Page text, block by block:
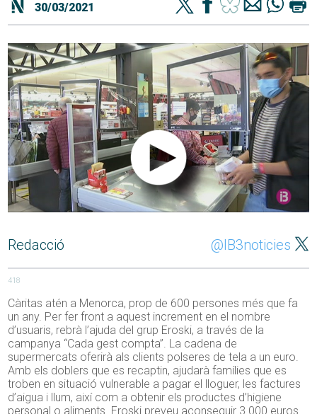
30/03/2021
Redacció @IB3noticies
418
Càritas atén a Menorca, prop de 600 persones més que fa
un any. Per fer front a aquest increment en el nombre
d’usuaris, rebrà l’ajuda del grup Eroski, a través de la
campanya “Cada gest compta”. La cadena de
supermercats oferirà als clients polseres de tela a un euro.
Amb els doblers que es recaptin, ajudarà famílies que es
troben en situació vulnerable a pagar el lloguer, les factures
d’aigua i llum, així com a obtenir els productes d’higiene
personal o aliments. Eroski preveu aconseguir 3.000 euros